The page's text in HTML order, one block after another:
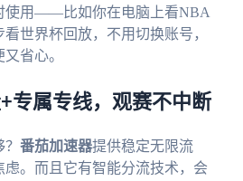
使用——比如你在电脑上看NBA
世界杯回放，不用切换账号，
省心。
专属专线，观赛不中断
番茄加速器提供稳定无限流
。而且它有智能分流技术，会